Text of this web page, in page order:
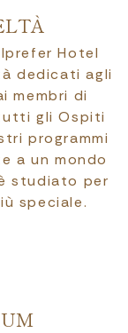
Hotel
dedicati agli
membri di
gli Ospiti
programmi
a un mondo
studiato per
speciale.